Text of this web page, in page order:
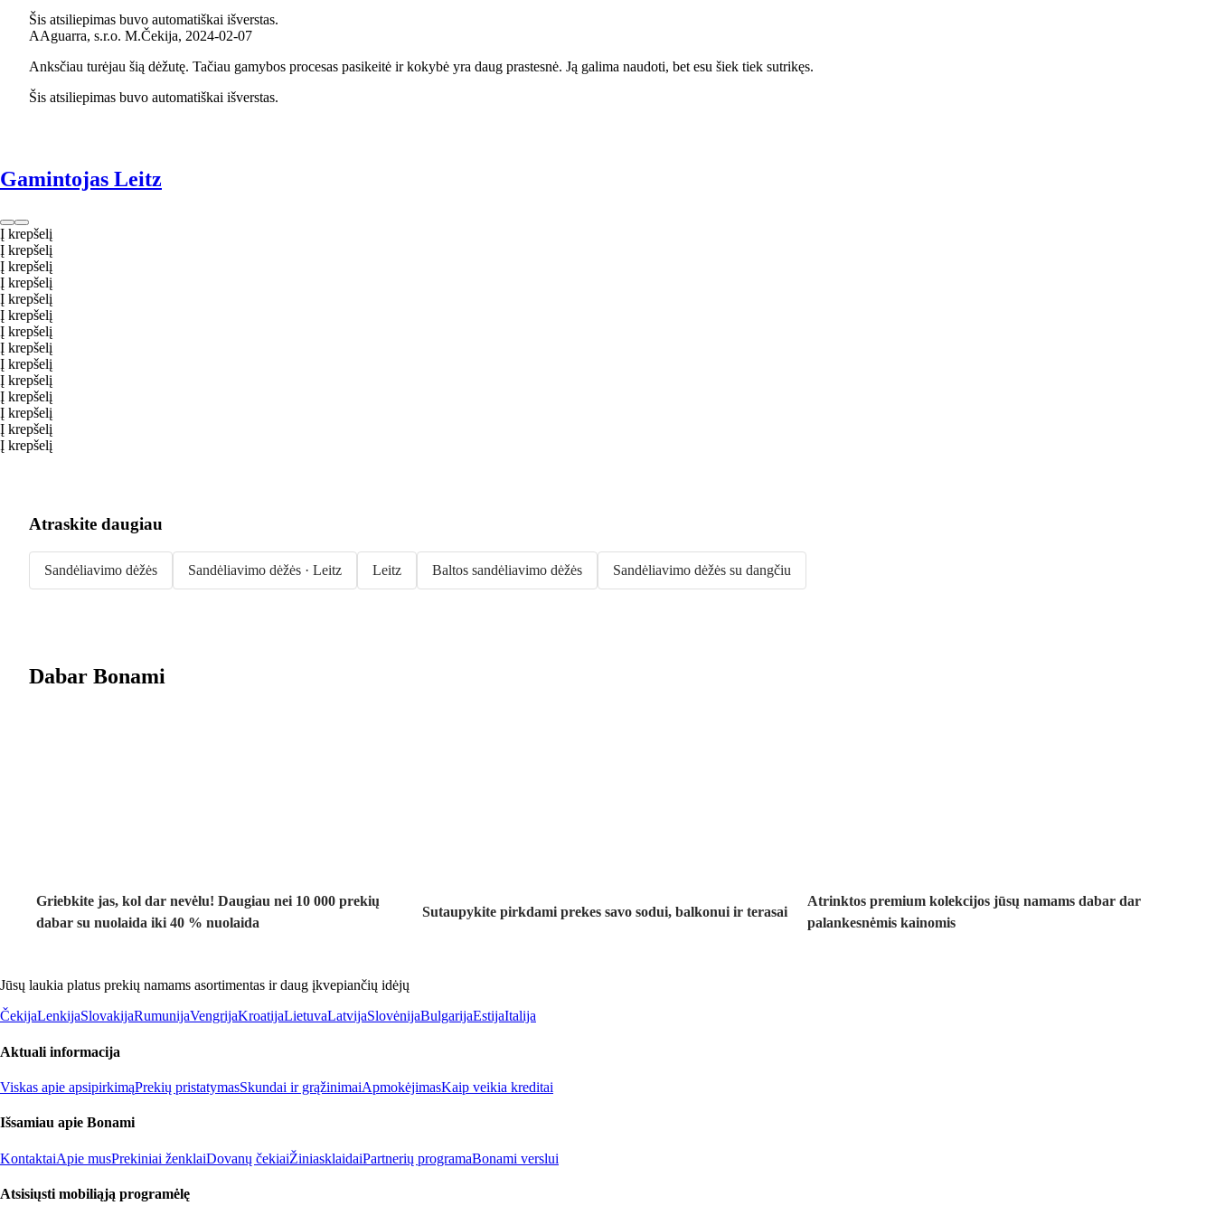
Šis atsiliepimas buvo automatiškai išverstas.
AAguarra, s.r.o. M.Čekija, 2024‑02‑07
Anksčiau turėjau šią dėžutę. Tačiau gamybos procesas pasikeitė ir kokybė yra daug prastesnė. Ją galima naudoti, bet esu šiek tiek sutrikęs.
Šis atsiliepimas buvo automatiškai išverstas.
Gamintojas Leitz
Į krepšelį
Į krepšelį
Į krepšelį
Į krepšelį
Į krepšelį
Į krepšelį
Į krepšelį
Į krepšelį
Į krepšelį
Į krepšelį
Į krepšelį
Į krepšelį
Į krepšelį
Į krepšelį
Atraskite daugiau
Sandėliavimo dėžės Sandėliavimo dėžės · Leitz Leitz Baltos sandėliavimo dėžės Sandėliavimo dėžės su dangčiu
Dabar Bonami
Griebkite jas, kol dar nevėlu! Daugiau nei 10 000 prekių
dabar su nuolaida iki 40 % nuolaida
Sutaupykite pirkdami prekes savo sodui, balkonui ir terasai
Atrinktos premium kolekcijos jūsų namams dabar dar
palankesnėmis kainomis
Jūsų laukia platus prekių namams asortimentas ir daug įkvepiančių idėjų
ČekijaLenkijaSlovakijaRumunijaVengrijaKroatijaLietuvaLatvijaSlovėnijaBulgarijaEstijaItalija
Aktuali informacija
Viskas apie apsipirkimąPrekių pristatymasSkundai ir grąžinimaiApmokėjimasKaip veikia kreditai
Išsamiau apie Bonami
KontaktaiApie musPrekiniai ženklaiDovanų čekiaiŽiniasklaidaiPartnerių programaBonami verslui
Atsisiųsti mobiliąją programėlę